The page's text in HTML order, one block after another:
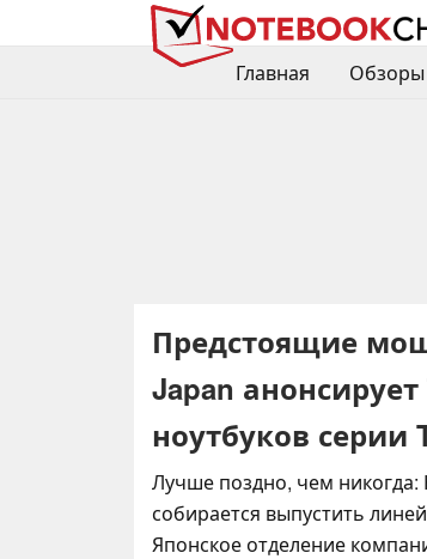
Главная
Обзоры
Предстоящие
Japan анонсирует
ноутбуков серии
Лучше поздно, чем
собирается выпустить
Японское отделение